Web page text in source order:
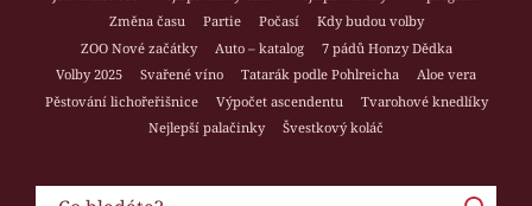
Změna času
Partie Počasí
Kdy budou volby
ZOO Nové začátky
Auto – katalog
7 pádů Honzy Dědka
Volby 2025
Svařené víno Tatarák podle Pohlreicha
Aloe vera
Pěstování lichořeřišnice
Výpočet ascendentu
Tvarohové knedlíky
Nejlepší palačinky
Švestkový koláč